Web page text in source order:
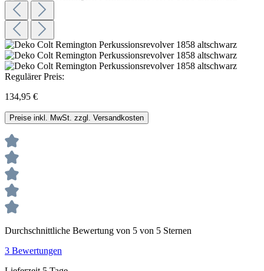
Regulärer Preis:
134,95 €
Preise inkl. MwSt. zzgl. Versandkosten
Durchschnittliche Bewertung von 5 von 5 Sternen
3 Bewertungen